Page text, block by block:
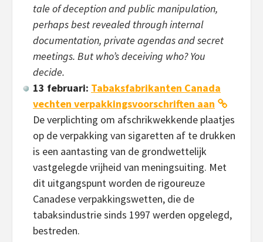
tale of deception and public manipulation,
perhaps best revealed through internal
documentation, private agendas and secret
meetings. But who’s deceiving who? You
decide.
13 februari: Tabaksfabrikanten Canada
vechten verpakkingsvoorschriften aan
De verplichting om afschrikwekkende plaatjes
op de verpakking van sigaretten af te drukken
is een aantasting van de grondwettelijk
vastgelegde vrijheid van meningsuiting. Met
dit uitgangspunt worden de rigoureuze
Canadese verpakkingswetten, die de
tabaksindustrie sinds 1997 werden opgelegd,
bestreden.